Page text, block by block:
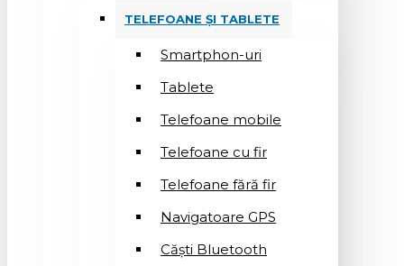
TELEFOANE ȘI TABLETE
Smartphon-uri
Tablete
Telefoane mobile
Telefoane cu fir
Telefoane fără fir
Navigatoare GPS
Căști Bluetooth